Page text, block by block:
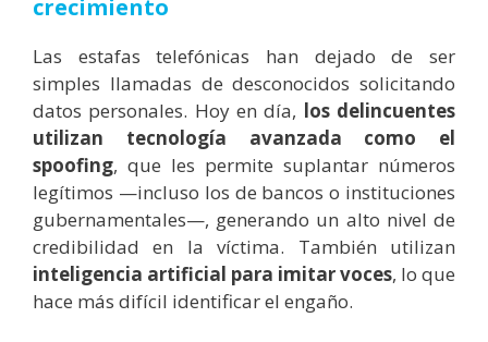
crecimiento
Las estafas telefónicas han dejado de ser
simples llamadas de desconocidos solicitando
datos personales. Hoy en día, los delincuentes
utilizan tecnología avanzada como el
spoofing, que les permite suplantar números
legítimos —incluso los de bancos o instituciones
gubernamentales—, generando un alto nivel de
credibilidad en la víctima. También utilizan
inteligencia artificial para imitar voces, lo que
hace más difícil identificar el engaño.